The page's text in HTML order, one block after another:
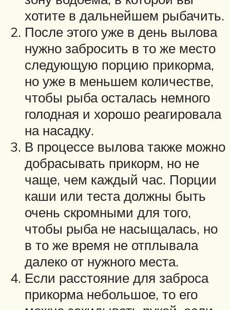
хотите в дальнейшем рыбачить.
После этого уже в день вылова
нужно забросить в то же место
следующую порцию прикорма,
но уже в меньшем количестве,
чтобы рыба осталась немного
голодная и хорошо реагировала
на насадку.
В процессе вылова также можно
добрасывать прикорм, но не
чаще, чем каждый час. Порции
каши или теста должны быть
очень скромными для того,
чтобы рыба не насыщалась, но
в то же время не отплывала
далеко от нужного места.
Если расстояние для заброса
прикорма небольшое, то его